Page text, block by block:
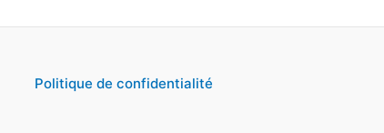
Politique de confidentialité